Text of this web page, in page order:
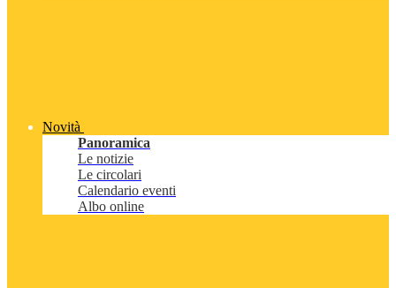
Novità
Panoramica
Le notizie
Le circolari
Calendario eventi
Albo online